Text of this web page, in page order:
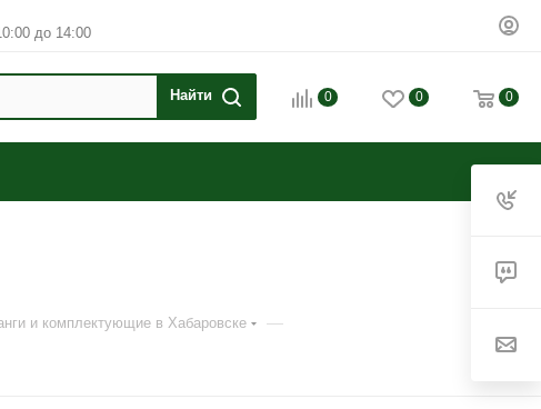
до 14:00
0 0 0
и комплектующие в Хабаровске —